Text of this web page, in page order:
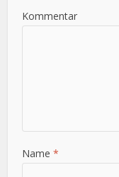
Kommentar
Name*